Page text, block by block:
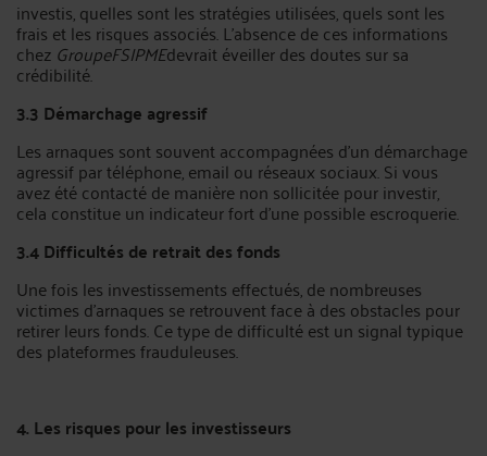
investis, quelles sont les stratégies utilisées, quels sont les
frais et les risques associés. L’absence de ces informations
chez GroupeFSIPMEdevrait éveiller des doutes sur sa
crédibilité.
3.3 Démarchage agressif
Les arnaques sont souvent accompagnées d’un démarchage
agressif par téléphone, email ou réseaux sociaux. Si vous
avez été contacté de manière non sollicitée pour investir,
cela constitue un indicateur fort d'une possible escroquerie.
3.4 Difficultés de retrait des fonds
Une fois les investissements effectués, de nombreuses
victimes d’arnaques se retrouvent face à des obstacles pour
retirer leurs fonds. Ce type de difficulté est un signal typique
des plateformes frauduleuses.
4. Les risques pour les investisseurs